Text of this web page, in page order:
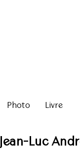
Photo Livre
Jean-Luc